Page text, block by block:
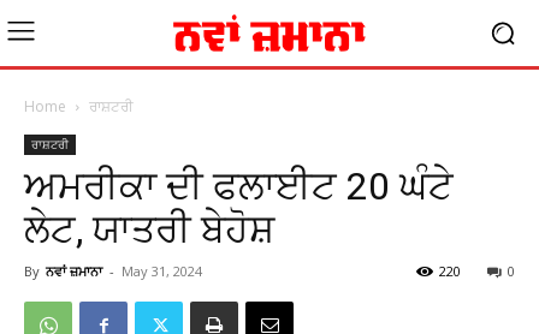
Home ਰਾਸ਼ਟਰੀ
ਰਾਸ਼ਟਰੀ
ਅਮਰੀਕਾ ਦੀ ਫਲਾਈਟ 20 ਘੰਟੇ
ਲੇਟ, ਯਾਤਰੀ ਬੇਹੋਸ਼
By ਨਵਾਂ ਜ਼ਮਾਨਾ - May 31, 2024 0
220